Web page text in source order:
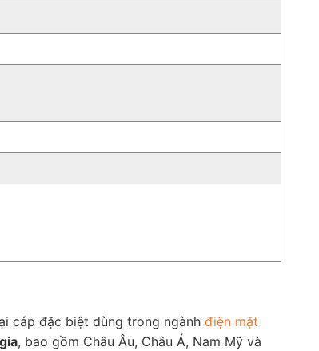
cáp đặc biệt dùng trong ngành điện mặt
, bao gồm Châu Âu, Châu Á, Nam Mỹ và